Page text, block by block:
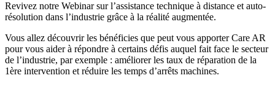
Revivez notre Webinar sur l’assistance technique à distance et auto-
résolution dans l’industrie grâce à la réalité augmentée.
Vous allez découvrir les bénéficies que peut vous apporterCare AR
pourvous aider à répondre à certains défis auquel fait face le secteur
de l’industrie, par exemple : améliorer les taux de réparation de la
1ère intervention et réduire les temps d’arrêts machines.